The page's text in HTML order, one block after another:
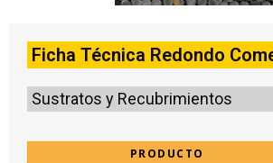
Ficha Técnica Redondo
Sustratos y Recubrimientos
PRODUCTO